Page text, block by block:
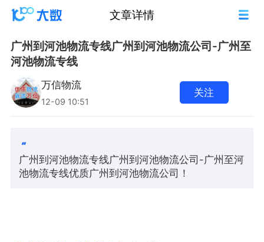
文章详情
广州到河池物流专线广州到河池物流公司-广州至
河池物流专线
万信物流
12-09 10:51
关注
广州到河池物流专线广州到河池物流公司-广州至河
池物流专线优质广州到河池物流公司！